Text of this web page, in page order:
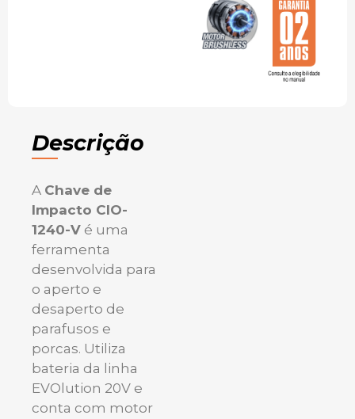
Descrição
A Chave de
Impacto CIO-
1240-V é uma
ferramenta
desenvolvida para
o aperto e
desaperto de
parafusos e
porcas. Utiliza
bateria da linha
EVOlution 20V e
conta com motor